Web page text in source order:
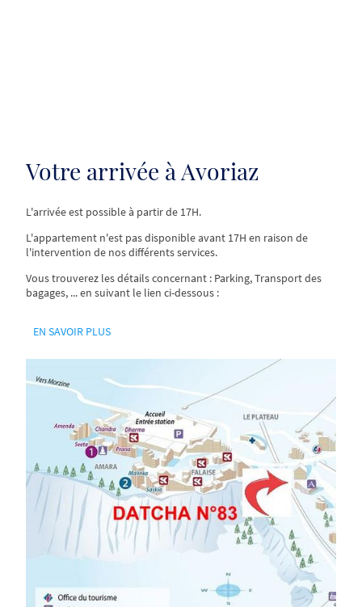
Votre arrivée à Avoriaz
L'arrivée est possible à partir de 17H.
L'appartement n'est pas disponible avant 17H en raison de
l'intervention de nos différents services.
Vous trouverez les détails concernant : Parking, Transport des
bagages, ... en suivant le lien ci-dessous :
EN SAVOIR PLUS